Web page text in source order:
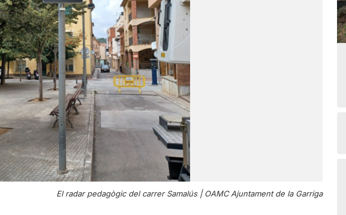
El radar pedagògic del carrer Samalús |OAMC Ajuntament de la Garriga